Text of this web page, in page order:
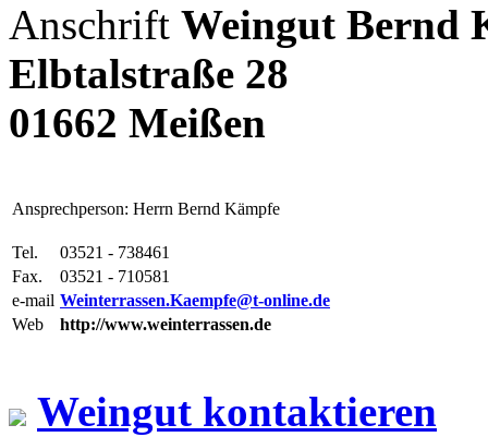
Anschrift Weingut Bernd
Elbtalstraße 28
01662 Meißen
Ansprechperson: Herrn Bernd Kämpfe
Tel.
03521 - 738461
Fax.
03521 - 710581
e-mail Weinterrassen.Kaempfe@t-online.de
Web
http://www.weinterrassen.de
Weingut kontaktieren